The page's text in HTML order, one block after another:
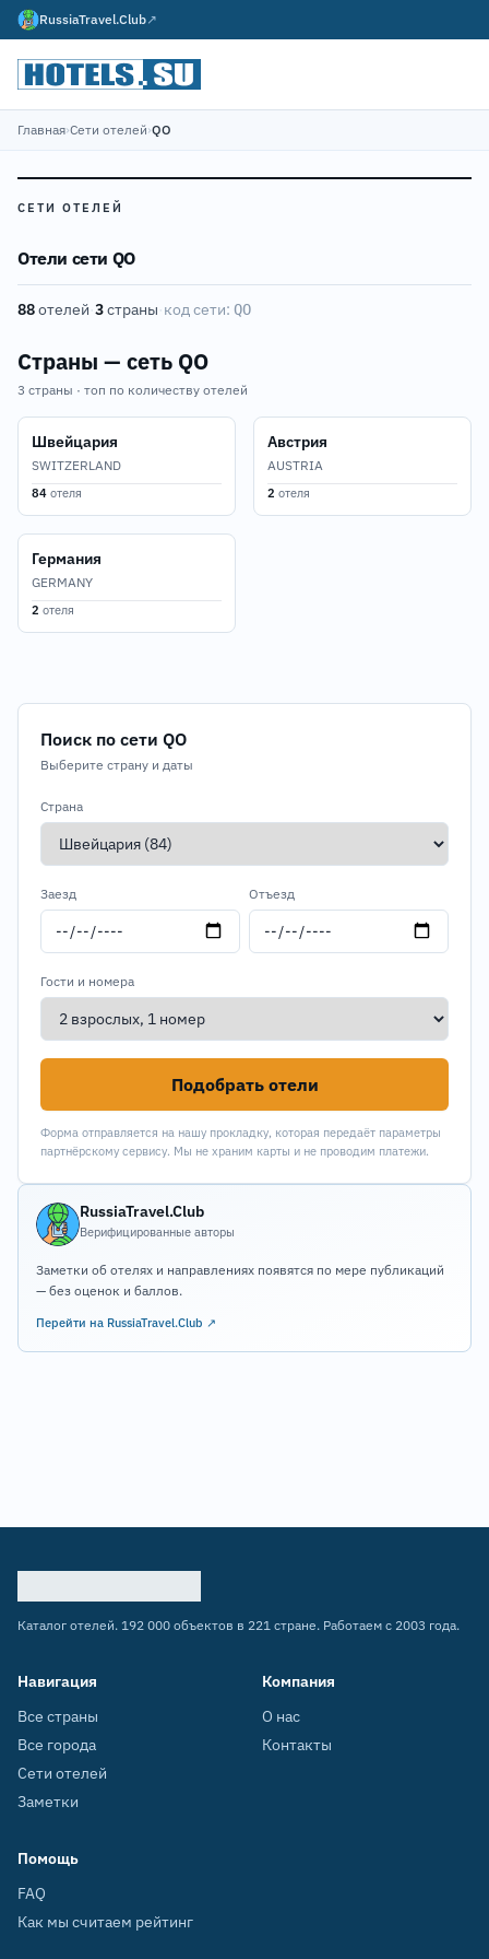
RussiaTravel.Club↗
Главная›Сети отелей›QO
СЕТИ ОТЕЛЕЙ
Отели сети QO
88отелей·3страны·код сети: QO
Страны — сеть QO
3 страны · топ по количеству отелей
Швейцария
SWITZERLAND
84 отеля
Австрия
AUSTRIA
2 отеля
Германия
GERMANY
2 отеля
Поиск по сети QO
Выберите страну и даты
Страна
Заезд Отъезд
Гости и номера
Подобрать отели
Форма отправляется на нашу прокладку, которая передаёт параметры
партнёрскому сервису. Мы не храним карты и не проводим платежи.
RussiaTravel.Club
Верифицированные авторы
Заметки об отелях и направлениях появятся по мере публикаций
— без оценок и баллов.
Перейти на RussiaTravel.Club ↗
Каталог отелей. 192 000 объектов в 221 стране. Работаем с 2003 года.
Навигация
Все страны
Все города
Сети отелей
Заметки
Компания
О нас
Контакты
Помощь
FAQ
Как мы считаем рейтинг